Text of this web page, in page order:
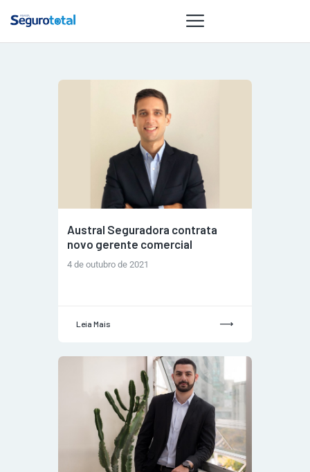
NOTÍCIAS
REVISTA
ESPECIAIS
GAIVOTA DE
OURO
ST SUMMIT
GESTORAS
HOMEST
Austral Seguradora contrata
novo gerente comercial
4 de outubro de 2021
Leia Mais